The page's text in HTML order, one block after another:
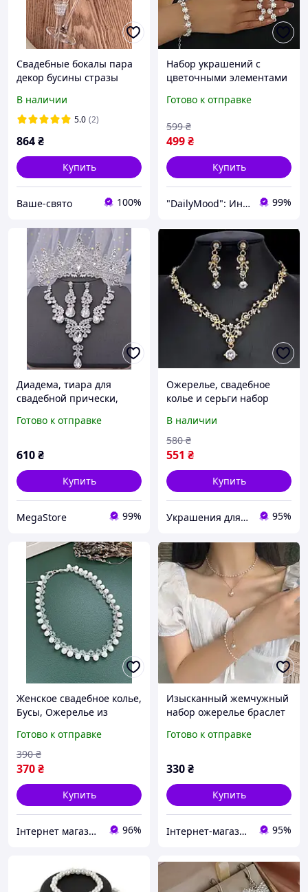
Свадебные бокалы пара
декор бусины стразы
В наличии
5.0 (2)
864₴
Купить
Ваше-свято 100%
Набор украшений с
цветочными элементами
браслет Свадебный
Готово к отправке
499₴
599 ₴
Купить
"DailyMood": Интернет-магазин аксессуаров и товаров для повседневного использования 99%
Диадема, тиара для
свадебной прически,
набор украшений тиара
Готово к отправке
610₴
Купить
MegaStore 99%
Ожерелье, свадебное
колье и серьги набор
В наличии
551 ₴
580 ₴
Купить
Украшения для волос - Интернет магазин Tiarav.com.ua 95%
Женское свадебное колье,
Бусы, Ожерелье из
Готово к отправке
370₴
390 ₴
Купить
Інтернет магазин "Monik" - товари для всієї родини 96%
Изысканный жемчужный
набор ожерелье браслет
свадебный комплект
Готово к отправке
330₴
Купить
Інтернет-магазин "Vegvisir" 95%